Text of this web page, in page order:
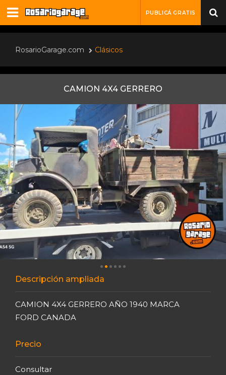
PUBLICÁ GRATIS
RosarioGarage.com Clásicos
CAMION 4X4 GERRERO
Descripción ampliada
CAMION 4X4 GERRERO AÑO 1940 MARCA
FORD CANADA
Precio
Consultar